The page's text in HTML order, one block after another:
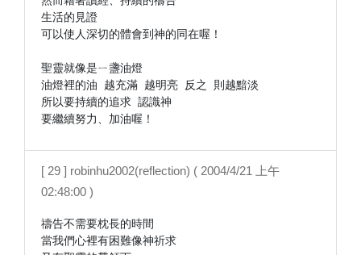
生活的見證
可以使人深切的體會到神的同在喔！
聖靈就像是ㄧ盞油燈
油燈裡的油 越充滿 越明亮 反之 則越黯淡
所以要持續的追求 認識神
[ 29 ] robinhu2002(reflection) ( 2004/4/21 上午
02:48:00 )
禱告不需要枕長的時間
當我們心裡有困難像神祈求